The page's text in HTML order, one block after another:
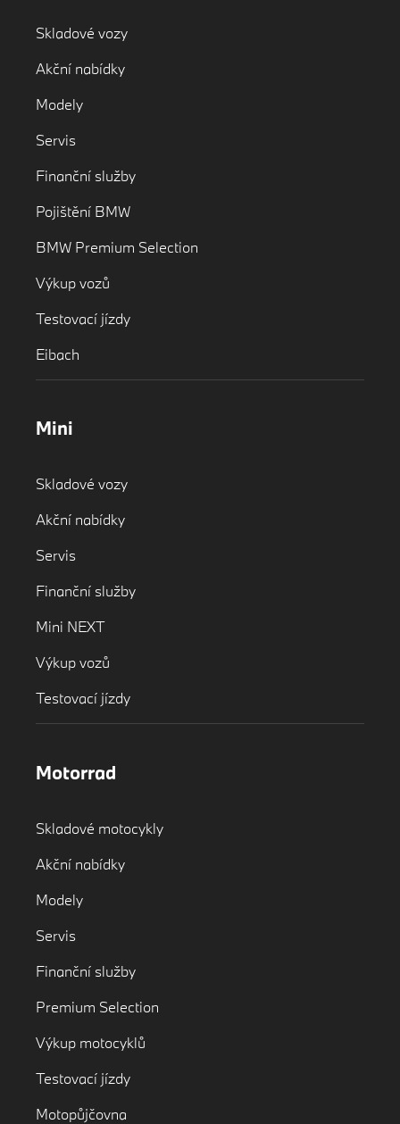
Skladové vozy
Akční nabídky
Modely
Servis
Finanční služby
Pojištění BMW
BMW Premium Selection
Výkup vozů
Testovací jízdy
Eibach
Mini
Skladové vozy
Akční nabídky
Servis
Finanční služby
Mini NEXT
Výkup vozů
Testovací jízdy
Motorrad
Skladové motocykly
Akční nabídky
Modely
Servis
Finanční služby
Premium Selection
Výkup motocyklů
Testovací jízdy
Motopůjčovna